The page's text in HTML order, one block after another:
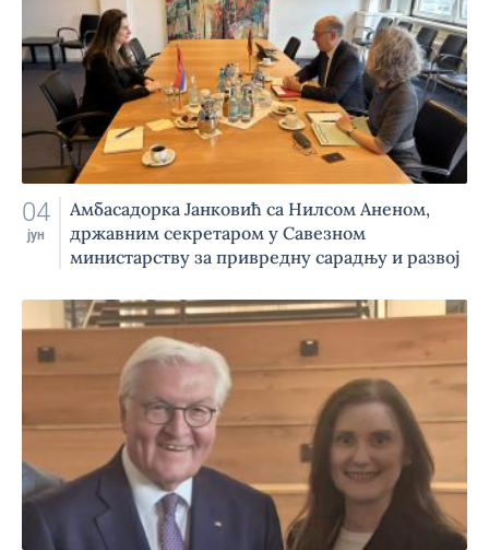
04
јун
Амбасадорка Јанковић са Нилсом Аненом,
државним секретаром у Савезном
министарству за привредну сарадњу и развој